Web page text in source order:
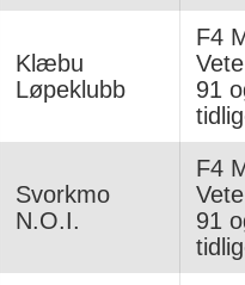
Klæbu
Løpeklubb
F4
91
Svorkmo
N.O.I.
F4
91